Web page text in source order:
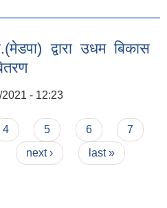
द्वारा उधम बिकास
- 12:23
बितरण
4 5 6
7
next › last »